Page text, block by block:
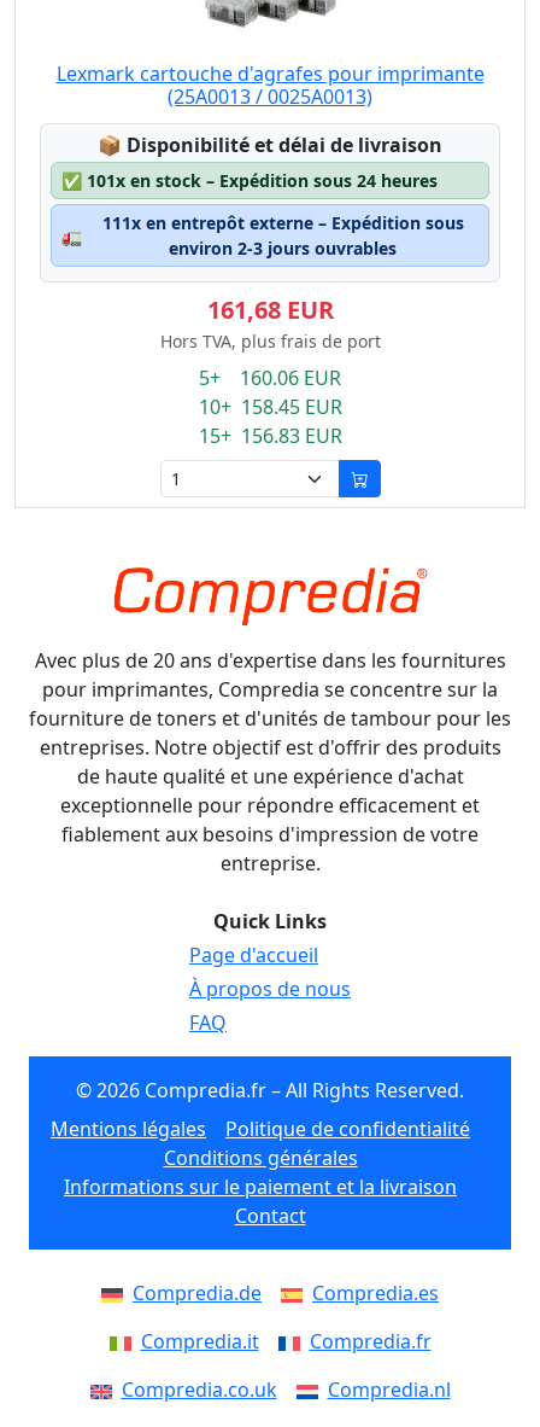
Lexmark cartouche d'agrafes pour imprimante
(25A0013 / 0025A0013)
📦 Lagerstatus:
Disponibilité et délai de livraison
✅ 101x en stock – Expédition sous 24 heures
🚛
111x en entrepôt externe – Expédition sous
environ 2-3 jours ouvrables
161,68 EUR
Hors TVA, plus frais de port
5+ 160.06 EUR
10+ 158.45 EUR
15+ 156.83 EUR
Avec plus de 20 ans d'expertise dans les fournitures
pour imprimantes, Compredia se concentre sur la
fourniture de toners et d'unités de tambour pour les
entreprises. Notre objectif est d'offrir des produits
de haute qualité et une expérience d'achat
exceptionnelle pour répondre efficacement et
fiablement aux besoins d'impression de votre
entreprise.
Quick Links
Page d'accueil
À propos de nous
FAQ
© 2026 Compredia.fr – All Rights Reserved.
Mentions légales
Politique de confidentialité
Conditions générales
Informations sur le paiement et la livraison
Contact
Compredia.de
Compredia.es
Compredia.it
Compredia.fr
Compredia.co.uk
Compredia.nl